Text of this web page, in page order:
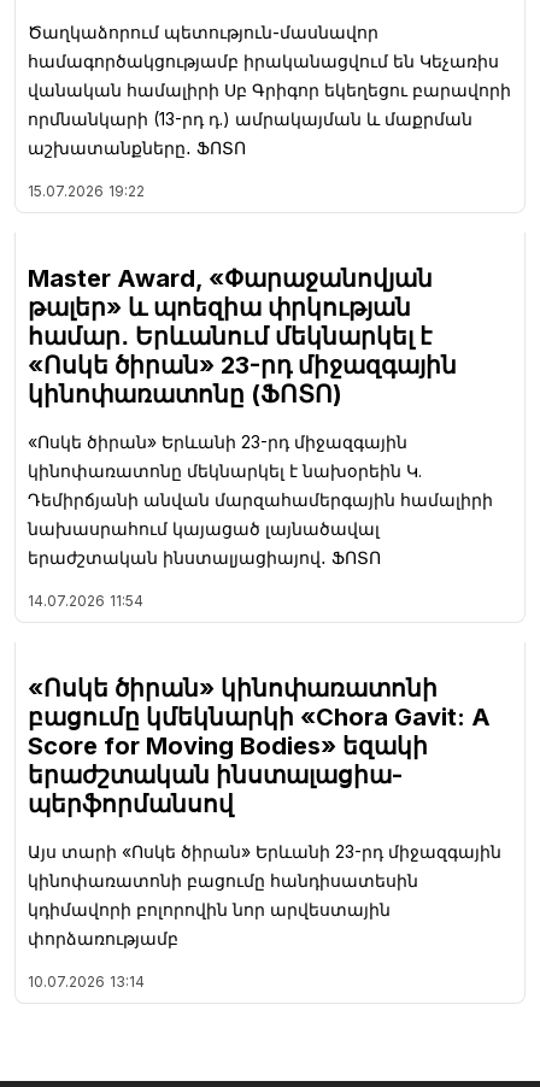
Ծաղկաձորում պետություն-մասնավոր
համագործակցությամբ իրականացվում են Կեչառիս
վանական համալիրի Սբ Գրիգոր եկեղեցու բարավորի
որմնանկարի (13-րդ դ.) ամրակայման և մաքրման
աշխատանքները․ ՖՈՏՈ
15.07.2026 19:22
Master Award, «Փարաջանովյան
թալեր» և պոեզիա փրկության
համար․ Երևանում մեկնարկել է
«Ոսկե ծիրան» 23-րդ միջազգային
կինոփառատոնը (ՖՈՏՈ)
«Ոսկե ծիրան» Երևանի 23-րդ միջազգային
կինոփառատոնը մեկնարկել է նախօրեին Կ.
Դեմիրճյանի անվան մարզահամերգային համալիրի
նախասրահում կայացած լայնածավալ
երաժշտական ինստալյացիայով․ ՖՈՏՈ
14.07.2026 11:54
«Ոսկե ծիրան» կինոփառատոնի
բացումը կմեկնարկի «Chora Gavit: A
Score for Moving Bodies» եզակի
երաժշտական ինստալացիա-
պերֆորմանսով
Այս տարի «Ոսկե ծիրան» Երևանի 23-րդ միջազգային
կինոփառատոնի բացումը հանդիսատեսին
կդիմավորի բոլորովին նոր արվեստային
փորձառությամբ
10.07.2026 13:14